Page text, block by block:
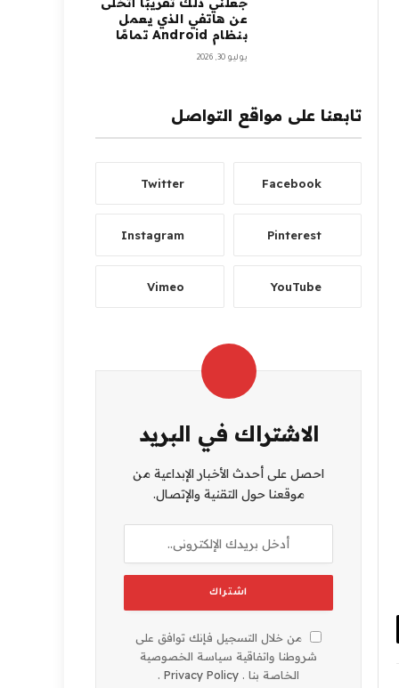
عن هاتفي الذي يعمل
بنظام Android تمامًا
يوليو 30, 2026
تابعنا على مواقع التواصل
Facebook
Twitter
Pinterest
Instagram
YouTube
Vimeo
الاشتراك في البريد
احصل على أحدث الأخبار الإبداعية من
موقعنا حول التقنية والإتصال.
من خلال التسجيل فإنك توافق على
شروطنا واتفاقية سياسة الخصوصية
الخاصة بنا . Privacy Policy
.